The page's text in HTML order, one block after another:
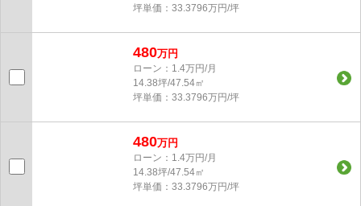
坪単価：33.3796万円/坪
480万円
ローン：1.4万円/月
14.38坪/47.54㎡
坪単価：33.3796万円/坪
480万円
ローン：1.4万円/月
14.38坪/47.54㎡
坪単価：33.3796万円/坪